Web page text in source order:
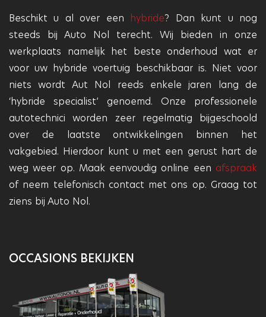
Beschikt u al over een hybride? Dan kunt u nog
steeds bij Auto Nol terecht. Wij bieden in onze
werkplaats namelijk het beste onderhoud wat er
voor uw hybride voertuig beschikbaar is. Niet voor
niets wordt Aut Nol reeds enkele jaren lang de
‘hybride specialist’ genoemd. Onze professionele
autotechnici worden zeer regelmatig bijgeschoold
over de laatste ontwikkelingen binnen het
vakgebied. Hierdoor kunt u met een gerust hart de
weg weer op. Maak eenvoudig online een afspraak
of neem telefonisch contact met ons op. Graag tot
ziens bij Auto Nol.
OCCASIONS BEKIJKEN